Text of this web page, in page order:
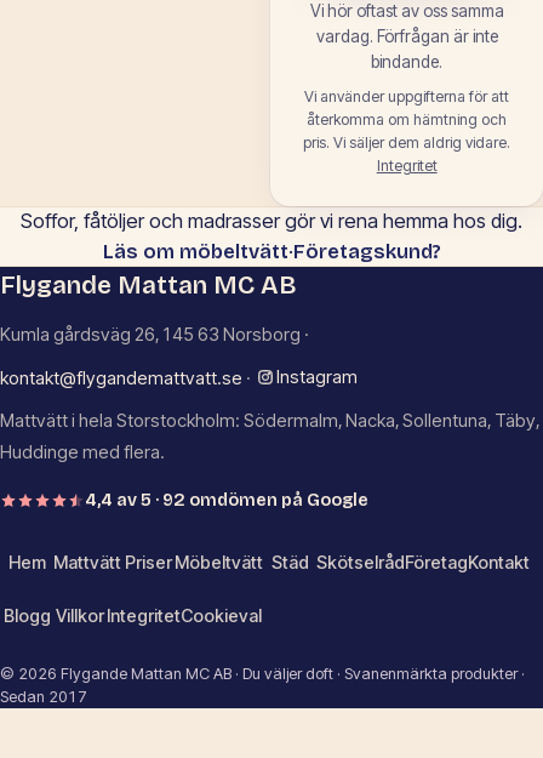
Vi hör oftast av oss samma
vardag. Förfrågan är inte
bindande.
Vi använder uppgifterna för att
återkomma om hämtning och
pris. Vi säljer dem aldrig vidare.
Integritet
Soffor, fåtöljer och madrasser gör vi rena hemma hos dig.
Läs om möbeltvätt·Företagskund?
Flygande Mattan MC AB
Kumla gårdsväg 26, 145 63 Norsborg ·
kontakt@flygandemattvatt.se · Instagram
Mattvätt i hela Storstockholm: Södermalm, Nacka, Sollentuna, Täby,
Huddinge med flera.
4,4 av 5 · 92 omdömen på Google
Hem Mattvätt Priser Möbeltvätt Städ SkötselrådFöretagKontakt
Blogg VillkorIntegritetCookieval
© 2026 Flygande Mattan MC AB · Du väljer doft · Svanenmärkta produkter ·
Sedan 2017